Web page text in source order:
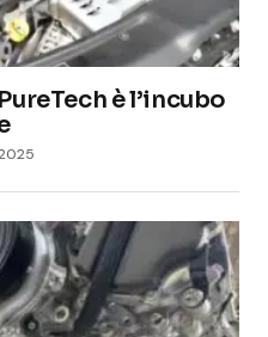
è l’incubo